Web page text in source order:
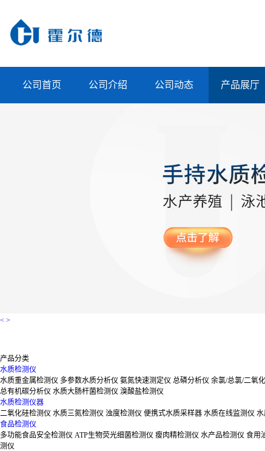
公司首页 公司介绍 公司动态 产品展厅
< >
产品分类
水质检测仪
水质重金属检测仪 多参数水质分析仪 氨氮快速测定仪 总磷分析仪 余氯/总氯/二氧
总有机碳分析仪 水质大肠杆菌检测仪 溴酸盐检测仪
水质检测仪器
二氧化硅检测仪 水质三氮检测仪 浊度检测仪 便携式水质采样器 水质在线监测仪
食品检测仪
多功能食品安全检测仪 ATP生物荧光细菌检测仪 瘦肉精检测仪 水产品检测仪 食用
测仪